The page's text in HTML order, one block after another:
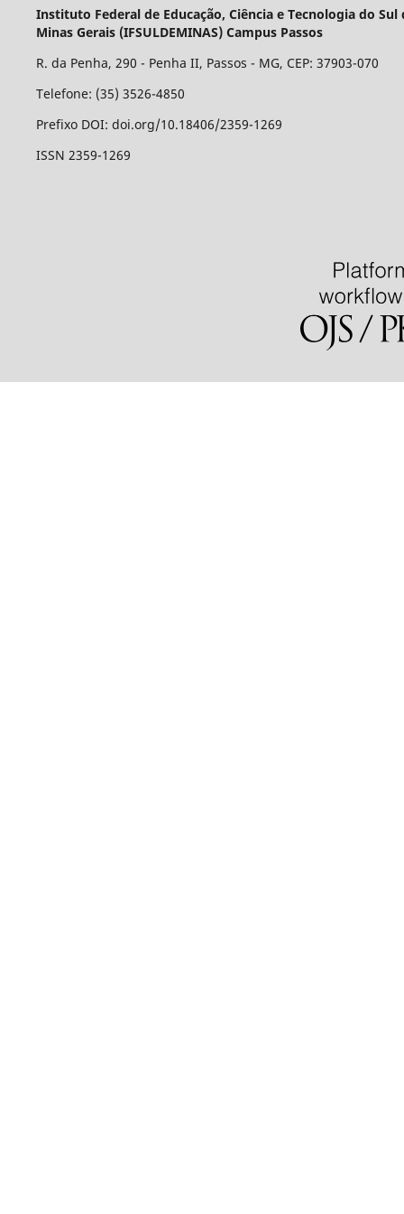
Instituto Federal de Educação, Ciência e Tecnologia do Sul
Minas Gerais (IFSULDEMINAS) Campus Passos
R. da Penha, 290 - Penha II, Passos - MG, CEP: 37903-070
Telefone: (35) 3526-4850
Prefixo DOI: doi.org/10.18406/2359-1269
ISSN 2359-1269